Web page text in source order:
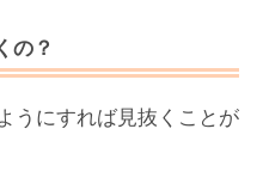
の？
うにすれば見抜くことが